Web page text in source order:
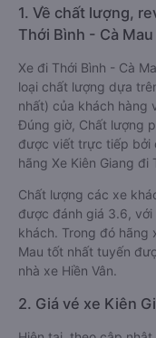
1. Về chất lượng,
Thới Bình - Cà Mau
Xe đi Thới Bình - Cà
loại chất lượng dựa
nhất) của khách hàng
Đúng giờ, Chất lượng
được viết trực tiếp bởi
hãng Xe Kiên Giang đi
Chất lượng các xe
được đánh giá 3.6,
khách. Trong đó hãng
Mau tốt nhất tuyến
nhà xe Hiền Vân.
2. Giá vé xe Kiên